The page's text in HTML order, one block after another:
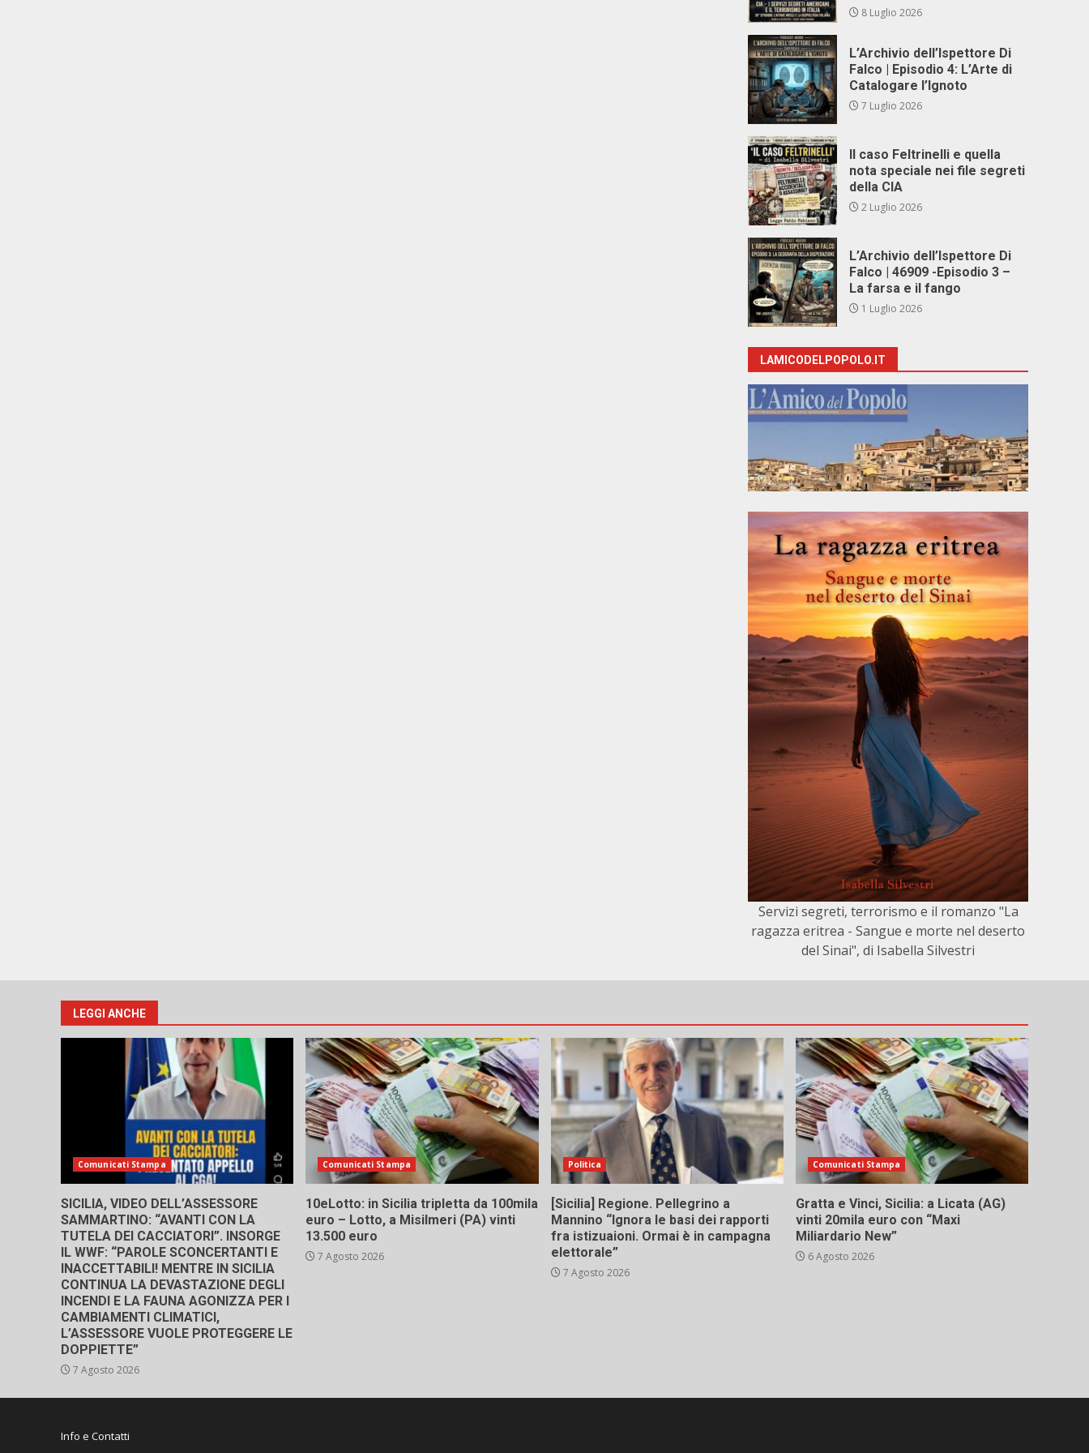
8 Luglio 2026
L’Archivio dell’Ispettore Di
Falco | Episodio 4: L’Arte di
Catalogare l’Ignoto
7 Luglio 2026
Il caso Feltrinelli e quella
nota speciale nei file segreti
della CIA
2 Luglio 2026
L’Archivio dell’Ispettore Di
Falco | 46909 -Episodio 3 –
La farsa e il fango
1 Luglio 2026
LAMICODELPOPOLO.IT
Servizi segreti, terrorismo e il romanzo "La
ragazza eritrea - Sangue e morte nel deserto
del Sinai", di Isabella Silvestri
LEGGI ANCHE
Comunicati Stampa
SICILIA, VIDEO DELL’ASSESSORE
SAMMARTINO: “AVANTI CON LA
TUTELA DEI CACCIATORI”. INSORGE
IL WWF: “PAROLE SCONCERTANTI E
INACCETTABILI! MENTRE IN SICILIA
CONTINUA LA DEVASTAZIONE DEGLI
INCENDI E LA FAUNA AGONIZZA PER I
CAMBIAMENTI CLIMATICI,
L’ASSESSORE VUOLE PROTEGGERE LE
DOPPIETTE”
7 Agosto 2026
Comunicati Stampa
10eLotto: in Sicilia tripletta da 100mila
euro – Lotto, a Misilmeri (PA) vinti
13.500 euro
7 Agosto 2026
Politica
[Sicilia] Regione. Pellegrino a
Mannino “Ignora le basi dei rapporti
fra istizuaioni. Ormai è in campagna
elettorale”
7 Agosto 2026
Comunicati Stampa
Gratta e Vinci, Sicilia: a Licata (AG)
vinti 20mila euro con “Maxi
Miliardario New”
6 Agosto 2026
Info e Contatti